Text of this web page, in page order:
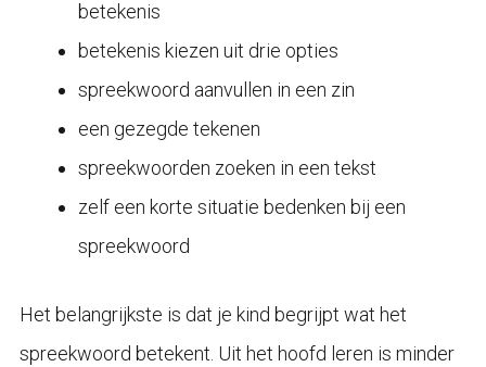
betekenis
betekenis kiezen uit drie opties
spreekwoord aanvullen in een zin
een gezegde tekenen
spreekwoorden zoeken in een tekst
zelf een korte situatie bedenken bij een
spreekwoord
Het belangrijkste is dat je kind begrijpt wat het
spreekwoord betekent. Uit het hoofd leren is minder